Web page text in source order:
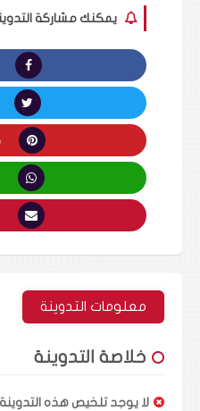
يمكنك مشاركة
معلومات التدوينة
خلاصة التدوينة
لا يوجد تلخيص هذه التدوينة